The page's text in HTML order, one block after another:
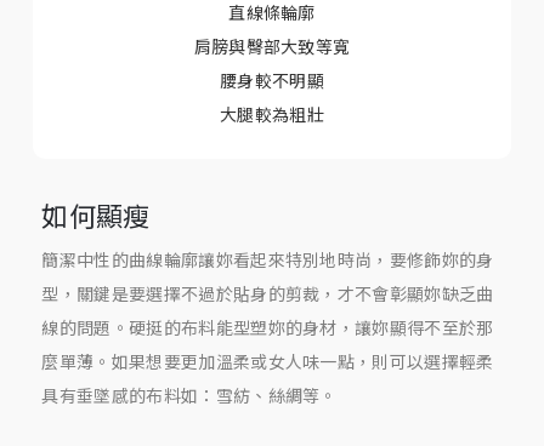
如何顯瘦
簡潔中性的曲線輪廓讓妳看起來特別地時尚，要修飾妳的身
型，關鍵是要選擇不過於貼身的剪裁，才不會彰顯妳缺乏曲
線的問題。硬挺的布料能型塑妳的身材，讓妳顯得不至於那
麼單薄。如果想要更加溫柔或女人味一點，則可以選擇輕柔
具有垂墜感的布料如：雪紡、絲綢等。
直線條輪廓
肩膀與臀部大致等寬
腰身較不明顯
大腿較為粗壯